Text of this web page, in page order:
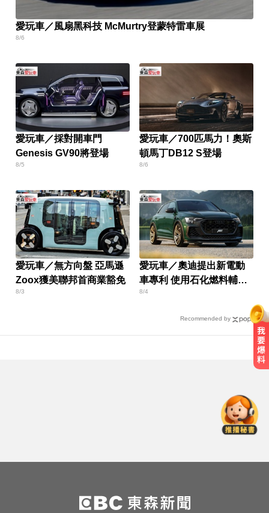
愛玩車／風扇黑科技 McMurtry登蒙特雷車展
8/6
愛玩車／採對開車門
Genesis GV90將登場
8/5
愛玩車／700匹馬力！奧斯
頓馬丁DB12 S登場
8/6
愛玩車／無方向盤 亞馬遜
Zoox獲美聯邦首商業豁免
8/3
愛玩車／奧迪提出新電動
車專利 使用石化燃料輔助
加熱
8/4
Recommended by
「暗沉皺褶」本人無奈回應
女兵遭集體性侵數小時！英國軍事
學院爆黑幕